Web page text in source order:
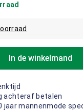
In de winkelmand
achteraf betalen
jaar mannenmode